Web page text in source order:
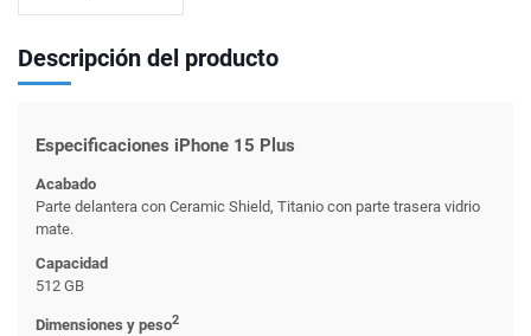
Descripción del producto
Especificaciones iPhone 15 Plus
Acabado
Parte delantera con Ceramic Shield, Titanio con parte trasera vidrio
mate.
Capacidad
512 GB
Dimensiones y peso2